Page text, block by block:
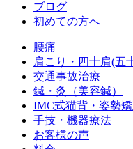
ブログ
初めての方へ
腰痛
肩こり・四十肩(五
交通事故治療
鍼・灸（美容鍼）
IMC式猫背・姿勢
手技・機器療法
お客様の声